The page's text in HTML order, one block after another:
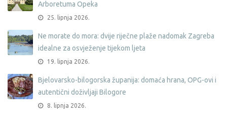
Arboretuma Opeka
25. lipnja 2026.
Ne morate do mora: dvije riječne plaže nadomak Zagreba
idealne za osvježenje tijekom ljeta
19. lipnja 2026.
Bjelovarsko-bilogorska županija: domaća hrana, OPG-ovi i
autentični doživljaji Bilogore
8. lipnja 2026.